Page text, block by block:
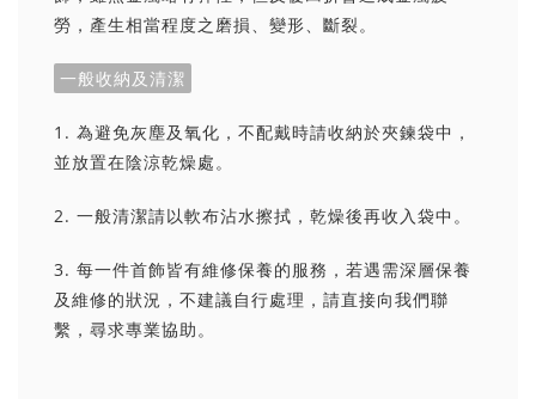
勞，產生相當程度之磨損、變形、斷裂。
一般收納及清潔
1. 為避免灰塵及氧化，不配戴時請收納於夾鍊袋中，
並放置在陰涼乾燥處。
2. 一般清潔請以軟布沾水擦拭，乾燥後再收入袋中。
3. 每一件首飾皆有維修保養的服務，若遇需深層保養
及維修的狀況，不建議自行處理，請直接向我們聯
繫，尋求專業協助。